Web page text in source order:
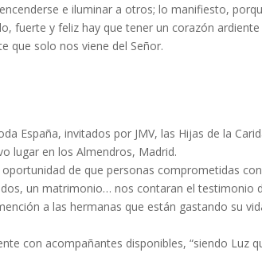
e iluminar a otros; lo manifiesto,
fuerte y feliz hay que tener un corazón
que solo nos viene del Señor.
España, invitados por JMV, las Hijas de la
lugar en los Almendros, Madrid.
de que personas comprometidas
un matrimonio… nos contaran el testimonio
a las hermanas que están gastando su
con acompañantes disponibles, “siendo Luz